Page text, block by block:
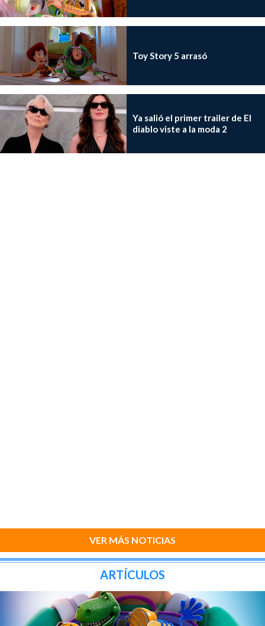
Toy Story 5 arrasó
Ya salió el primer trailer de El
diablo viste a la moda 2
VER MÁS NOTICIAS
ARTÍCULOS